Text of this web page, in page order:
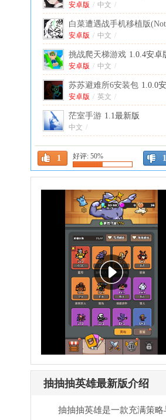
1 好评: 50% 1
Here) 1.8安卓版
安卓版 / 中文 /
白菜遭遇战手机移植版
安卓版 / 中文 /
挑战爬天梯游戏 1.0.4安卓
安卓版 / 中文 /
苏苏避难所6安装包 1.0.0
安卓版 / 英文 /
茫室手游 1.1最新版
中文 /
喵喵机Android版 7.60.20
中文 /
弓箭侠游戏 2.4安卓版
安卓版 / 中文 /
重启之镖局人生破解版
安卓版 / 中文 /
不休的勇士官方正版 1.1.0
安卓版 / 中文
网球经理26游戏(Tennis
Player) 1.9安卓版
安卓版 / 英文 /
抽抽抽英雄最新版介绍
抽抽抽英雄是一款充满策